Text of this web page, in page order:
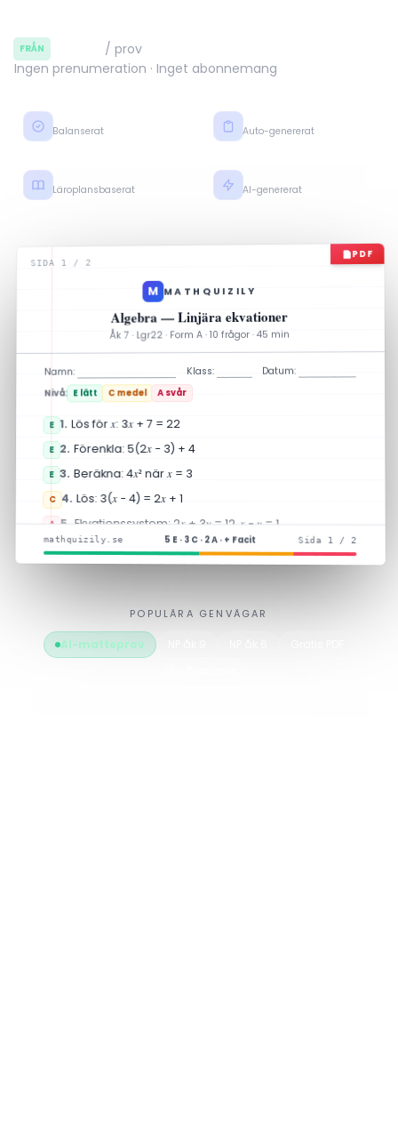
FRÅN
/ prov
Ingen prenumeration · Inget abonnemang
Nivå E–C–A
Balanserat
Facit + steg
Auto-genererat
Lgr22 · Gy25
Läroplansbaserat AI-genererat
PDF
SIDA 1 / 2
M MATHQUIZILY
Algebra — Linjära ekvationer
Åk 7 · Lgr22 · Form A · 10 frågor · 45 min
Namn: Klass: Datum:
Nivå: E lätt C medel A svår
E 1. Lös förx: 3x+ 7 = 22
E 2. Förenkla: 5(2x − 3) + 4
E 3. Beräkna: 4x² närx = 3
C 4. Lös: 3(x− 4) = 2x + 1
A 5. Ekvationssystem: 2x + 3y = 12, x − y = 1
+ 5 fler frågor på nästa sida …
mathquizily.se 5 E · 3 C · 2 A · + Facit Sida 1 / 2
POPULÄRA GENVÄGAR
AI-matteprov